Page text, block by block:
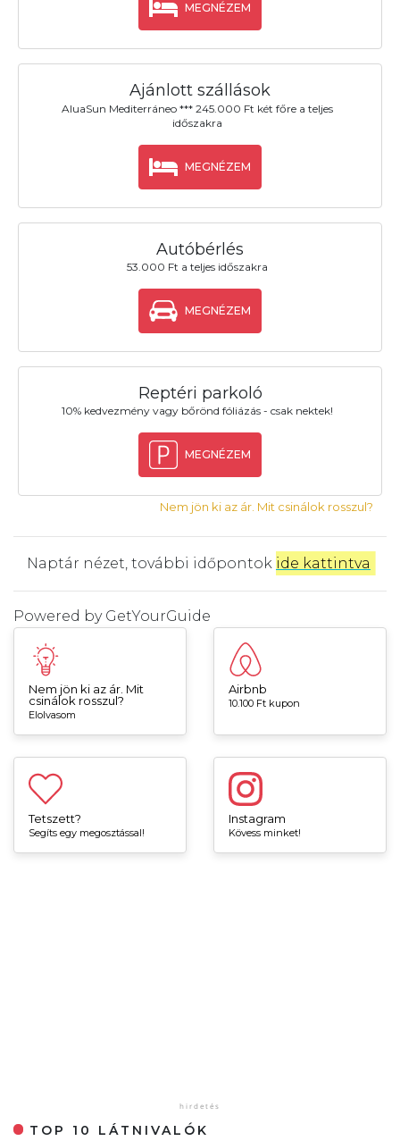
MEGNÉZEM
Ajánlott szállások
AluaSun Mediterráneo *** 245.000 Ft két főre a teljes
időszakra
MEGNÉZEM
Autóbérlés
53.000 Ft a teljes időszakra
MEGNÉZEM
Reptéri parkoló
10% kedvezmény vagy bőrönd fóliázás - csak nektek!
MEGNÉZEM
Nem jön ki az ár. Mit csinálok rosszul?
Naptár nézet, további időpontok ide kattintva
Powered by GetYourGuide
Nem jön ki az ár. Mit
csinálok rosszul?
Elolvasom
Airbnb
10.100 Ft kupon
Tetszett?
Segíts egy megosztással!
Instagram
Kövess minket!
TOP 10 LÁTNIVALÓK